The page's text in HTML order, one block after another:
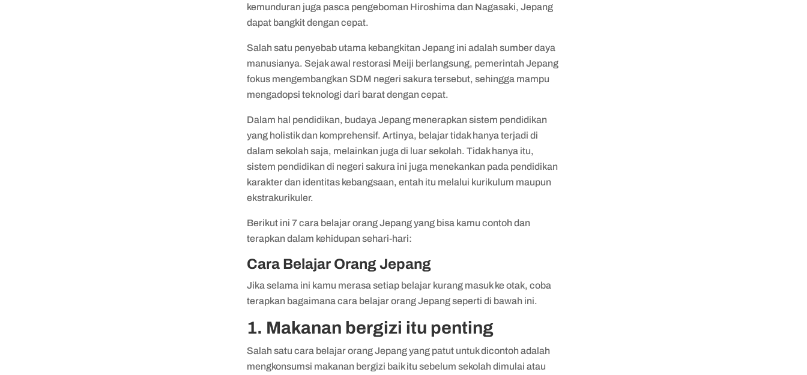
kemunduran juga pasca pengeboman Hiroshima dan Nagasaki, Jepang
dapat bangkit dengan cepat.
Salah satu penyebab utama kebangkitan Jepang ini adalah sumber daya
manusianya. Sejak awal restorasi Meiji berlangsung, pemerintah Jepang
fokus mengembangkan SDM negeri sakura tersebut, sehingga mampu
mengadopsi teknologi dari barat dengan cepat.
Dalam hal pendidikan, budaya Jepang menerapkan sistem pendidikan
yang holistik dan komprehensif. Artinya, belajar tidak hanya terjadi di
dalam sekolah saja, melainkan juga di luar sekolah. Tidak hanya itu,
sistem pendidikan di negeri sakura ini juga menekankan pada pendidikan
karakter dan identitas kebangsaan, entah itu melalui kurikulum maupun
ekstrakurikuler.
Berikut ini 7 cara belajar orang Jepang yang bisa kamu contoh dan
terapkan dalam kehidupan sehari-hari:
Cara Belajar Orang Jepang
Jika selama ini kamu merasa setiap belajar kurang masuk ke otak, coba
terapkan bagaimana cara belajar orang Jepang seperti di bawah ini.
1. Makanan bergizi itu penting
Salah satu cara belajar orang Jepang yang patut untuk dicontoh adalah
mengkonsumsi makanan bergizi baik itu sebelum sekolah dimulai atau